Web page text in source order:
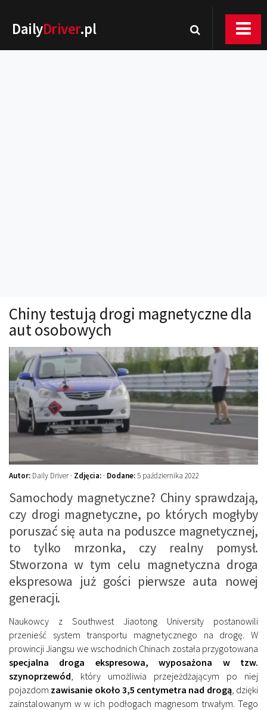
DailyDriver.pl
Technika jazdy
Oświetlenie
Kalkulatory
Przelicznik mocy
Auto z niemiec
Galerie
Chiny testują drogi magnetyczne dla
aut osobowych
Autor: Daily Driver · Zdjęcia: · Dodane:5 października 2022
Samochody magnetyczne? Chiny sprawdzają,
czy drogi magnetyczne, po których mogłyby
poruszać się auta na poduszce magnetycznej,
to tylko mrzonka, czy realny pomysł.
Stworzona w tym celu magnetyczna droga
ekspresowa już gości pierwsze auta nowej
generacji.
Naukowcy z Southwest Jiaotong University postanowili
przenieść system transportu magnetycznego na drogę. W
prowincji Jiangsu we wschodnich Chinach została przygotowana
specjalna droga ekspresowa, wyposażona w tzw.
szynoprzewód , który umożliwia przejeżdżającym po niej
pojazdom zawisanie około 3,5 centymetra nad drogą, dzięki
zainstalowanym w w ich podłogach magnesom trwałym. Tego